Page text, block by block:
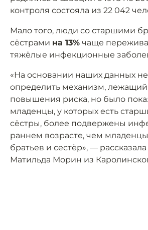
контроля состояла из 22 042
Мало того, люди со старшими
сёстрами на 13% чаще
тяжёлые инфекционные
«На основании наших данных
определить механизм, лежащий
повышения риска, но было
младенцы, у которых есть
сёстры, более подвержены
раннем возрасте, чем
братьев и сестёр», —
Матильда Морин из